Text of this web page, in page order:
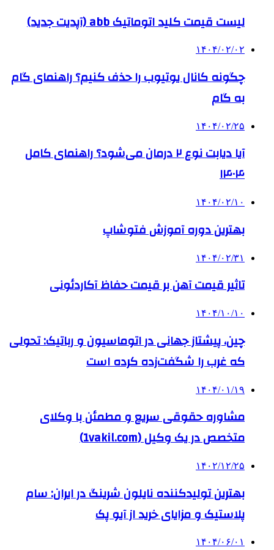
لیست قیمت کلید اتوماتیک abb (آپدیت جدید)
۱۴۰۴/۰۲/۰۲
چگونه کانال یوتیوب را حذف کنیم؟ راهنمای گام
‌به‌ گام
۱۴۰۴/۰۲/۲۵
آیا دیابت نوع ۲ درمان می‌شود؟ راهنمای کامل
۱۴۰۴
۱۴۰۴/۰۲/۱۰
بهترین دوره آموزش فتوشاپ
۱۴۰۴/۰۲/۳۱
تاثیر قیمت آهن بر قیمت حفاظ آکاردئونی
۱۴۰۴/۱۰/۱۰
چین، پیشتاز جهانی در اتوماسیون و رباتیک: تحولی
که غرب را شگفت‌زده کرده است
۱۴۰۴/۰۱/۱۹
مشاوره حقوقی سریع و مطمئن با وکلای
متخصص در یک وکیل (1vakil.com)
۱۴۰۲/۱۲/۲۵
بهترین تولیدکننده نایلون شرینگ در ایران: سام
پلاستیک و مزایای خرید از آیو پک
۱۴۰۴/۰۶/۰۱